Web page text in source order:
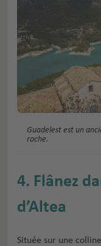
Guadelest est un
roche.
4. Flânez
d’Altea
Située sur une